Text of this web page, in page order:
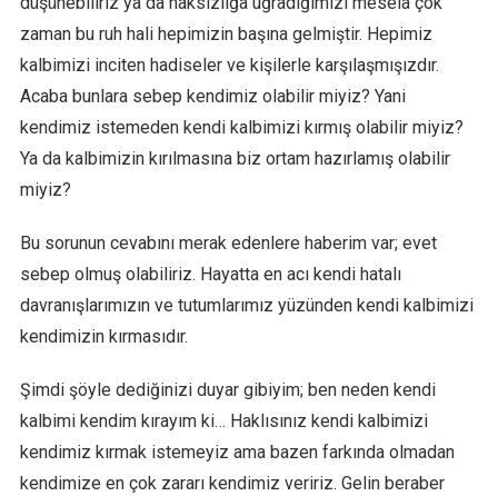
zaman bu ruh hali hepimizin başına gelmiştir. Hepimiz
kalbimizi inciten hadiseler ve kişilerle karşılaşmışızdır.
Acaba bunlara sebep kendimiz olabilir miyiz? Yani
kendimiz istemeden kendi kalbimizi kırmış olabilir miyiz?
Ya da kalbimizin kırılmasına biz ortam hazırlamış olabilir
miyiz?
Bu sorunun cevabını merak edenlere haberim var; evet
sebep olmuş olabiliriz. Hayatta en acı kendi hatalı
davranışlarımızın ve tutumlarımız yüzünden kendi kalbimizi
kendimizin kırmasıdır.
Şimdi şöyle dediğinizi duyar gibiyim; ben neden kendi
kalbimi kendim kırayım ki… Haklısınız kendi kalbimizi
kendimiz kırmak istemeyiz ama bazen farkında olmadan
kendimize en çok zararı kendimiz veririz. Gelin beraber